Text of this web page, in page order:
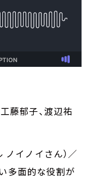
藤郁子、渡辺祐
ノイノイさん）／
多面的な役割が